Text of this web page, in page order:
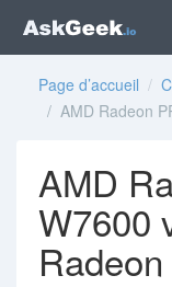
Page d’accueil /
/ AMD Radeon
AMD
W7600